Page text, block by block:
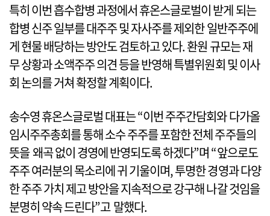
특히 이번 흡수합병 과정에서 휴온스글로벌이 받게 되는
합병 신주 일부를 대주주 및 자사주를 제외한 일반주주에
게 현물 배당하는 방안도 검토하고 있다. 환원 규모는 재
무 상황과 소액주주 의견 등을 반영해 특별위원회 및 이사
회 논의를 거쳐 확정할 계획이다.
송수영 휴온스글로벌 대표는 “이번 주주간담회와 다가올
임시주주총회를 통해 소수 주주를 포함한 전체 주주들의
뜻을 왜곡 없이 경영에 반영되도록 하겠다”며 “앞으로도
주주 여러분의 목소리에 귀 기울이며, 투명한 경영과 다양
한 주주 가치 제고 방안을 지속적으로 강구해 나갈 것임을
분명히 약속 드린다”고 말했다.